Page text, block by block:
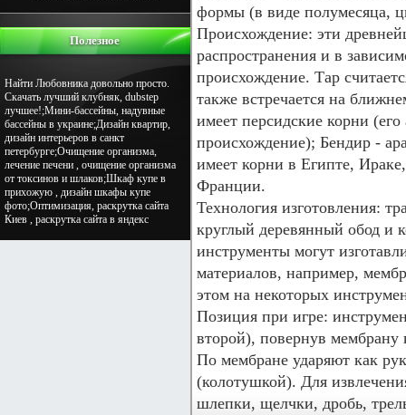
Полезное
Найти Любовника довольно просто.
Скачать лучший клубняк, dubstep
лучшее!;Мини-бассейны, надувные
бассейны в украине;Дизайн квартир,
дизайн интерьеров в санкт
петербурге;Очищение организма,
лечение печени , очищение организма
от токсинов и шлаков;Шкаф купе в
прихожую , дизайн шкафы купе
фото;Оптимизация, раскрутка сайта
Киев , раскрутка сайта в яндекс
формы (в виде полумесяца,
Происхождение: эти
распространения и в
происхождение. Тар
также встречается на
имеет персидские корни
происхождение); Бендир -
имеет корни в Египте,
Франции.
Технология изготовления:
круглый деревянный обод и
инструменты могут
материалов, например,
этом на некоторых
Позиция при игре:
второй), повернув мембрану
По мембране ударяют как
(колотушкой). Для
шлепки, щелчки, дробь,